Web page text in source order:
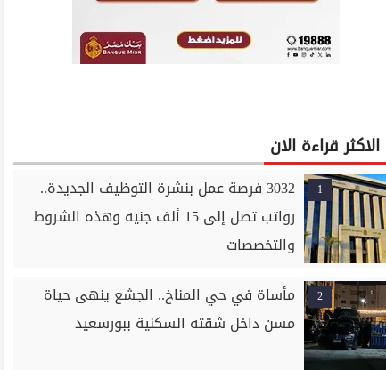
الاكثر قراءة الان
1
3032 فرصة عمل بنشرة التوظيف الجديدة..
رواتب تصل إلى 15 ألف جنيه وهذه الشروط
والتخصصات
2
مأساة في حي المناخ.. الجشع ينهى حياة
مسن داخل شقته السكنية ببورسعيد